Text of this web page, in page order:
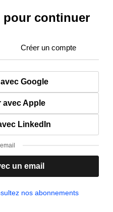
pour continuer
Créer un compte
Google
avec Apple
LinkedIn
un email
nos abonnements